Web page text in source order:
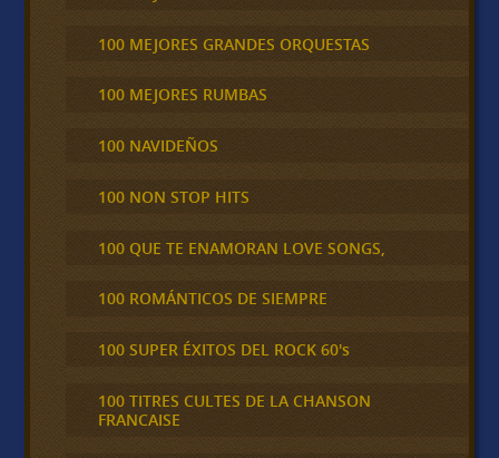
100 MEJORES GRANDES ORQUESTAS
100 MEJORES RUMBAS
100 NAVIDEÑOS
100 NON STOP HITS
100 QUE TE ENAMORAN LOVE SONGS,
100 ROMÁNTICOS DE SIEMPRE
100 SUPER ÉXITOS DEL ROCK 60's
100 TITRES CULTES DE LA CHANSON
FRANCAISE